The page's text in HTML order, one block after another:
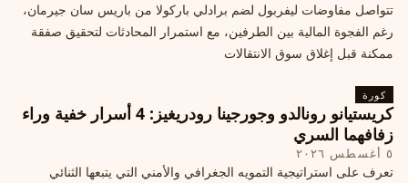
تتواصل مفاوضات ليفربول لضم برادلي باركولا من باريس سان جيرمان،
رغم الفجوة المالية بين الطرفين، مع استمرار المحادثات لتحقيق صفقة
ممكنة قبل إغلاق سوق الانتقالات
كورة
كريستيانو رونالدو وجورجينا رودريغيز: 4 أسرار خفية وراء
زفافهما السري
٥ أغسطس ٢٠٢٦
تعرف على استراتيجية التمويه الجغرافي والأمني التي يتبعها الثنائي